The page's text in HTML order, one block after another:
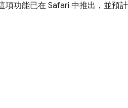
項功能已在 Safari 中推出，並預